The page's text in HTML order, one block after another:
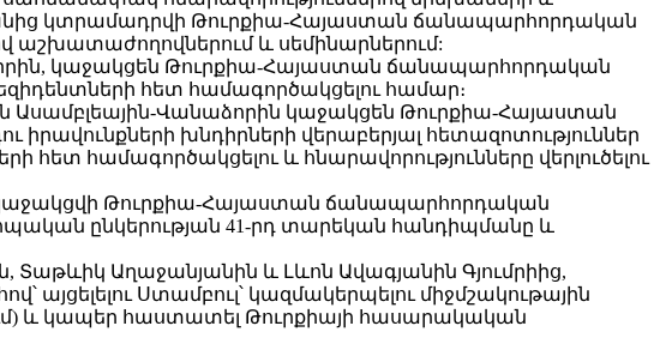
կտրամադրվի Թուրքիա-Հայաստան ճանապարհորդական
աշխատաժողովներում և սեմինարներում:
կաջակցեն Թուրքիա-Հայաստան ճանապարհորդական
հետ համագործակցելու համար։
Ասամբլեային-Վանաձորին կաջակցեն Թուրքիա-Հայաստան
իրավունքների խնդիրների վերաբերյալ հետազոտություններ
հետ համագործակցելու և հնարավորությունները վերլուծելու
Թուրքիա-Հայաստան ճանապարհորդական
ընկերության 41-րդ տարեկան հանդիպմանը և
Աղաջանյանին և Լևոն Ավագյանին Գյումրիից,
Ստամբուլ՝ կազմակերպելու միջմշակութային
և կապեր հաստատել Թուրքիայի հասարակական